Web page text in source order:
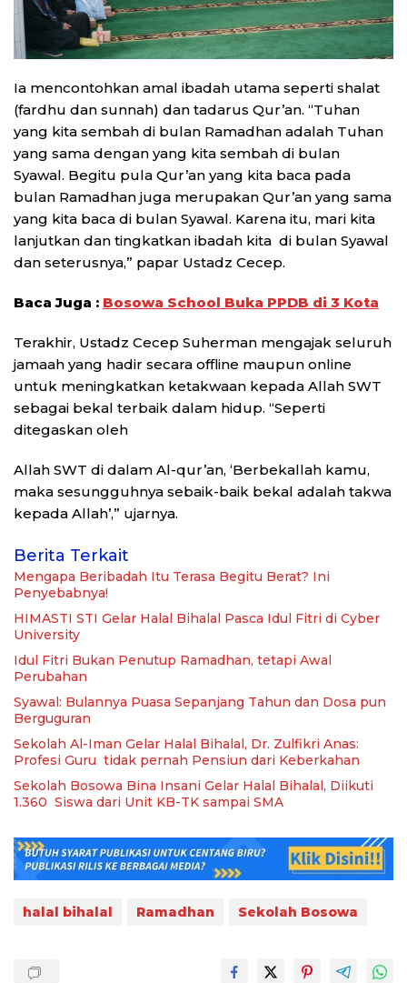
Ia mencontohkan amal ibadah utama seperti shalat
(fardhu dan sunnah) dan tadarus Qur’an. “Tuhan
yang kita sembah di bulan Ramadhan adalah Tuhan
yang sama dengan yang kita sembah di bulan
Syawal. Begitu pula Qur’an yang kita baca pada
bulan Ramadhan juga merupakan Qur’an yang sama
yang kita baca di bulan Syawal. Karena itu, mari kita
lanjutkan dan tingkatkan ibadah kita di bulan Syawal
dan seterusnya,” papar Ustadz Cecep.
Baca Juga : Bosowa School Buka PPDB di 3 Kota
Terakhir, Ustadz Cecep Suherman mengajak seluruh
jamaah yang hadir secara offline maupun online
untuk meningkatkan ketakwaan kepada Allah SWT
sebagai bekal terbaik dalam hidup. “Seperti
ditegaskan oleh
Allah SWT di dalam Al-qur’an, ‘Berbekallah kamu,
maka sesungguhnya sebaik-baik bekal adalah takwa
kepada Allah’,” ujarnya.
Berita Terkait
Mengapa Beribadah Itu Terasa Begitu Berat? Ini
Penyebabnya!
HIMASTI STI Gelar Halal Bihalal Pasca Idul Fitri di Cyber
University
Idul Fitri Bukan Penutup Ramadhan, tetapi Awal
Perubahan
Syawal: Bulannya Puasa Sepanjang Tahun dan Dosa pun
Berguguran
Sekolah Al-Iman Gelar Halal Bihalal, Dr. Zulfikri Anas:
Profesi Guru tidak pernah Pensiun dari Keberkahan
Sekolah Bosowa Bina Insani Gelar Halal Bihalal, Diikuti
1.360 Siswa dari Unit KB-TK sampai SMA
halal bihalal Ramadhan Sekolah Bosowa